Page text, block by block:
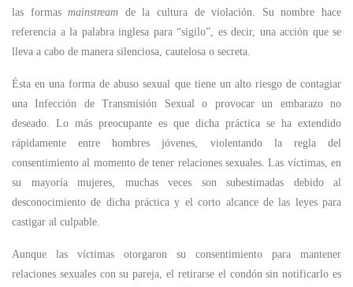
las formasmainstream de la cultura de violación. Su nombre hace
referencia a la palabra inglesa para “sigilo”, es decir, una acción que se
lleva a cabo de manera silenciosa, cautelosa o secreta.
Ésta en una forma de abuso sexual que tiene un alto riesgo de contagiar
una Infección de Transmisión Sexual o provocar un embarazo no
deseado. Lo más preocupante es que dicha práctica se ha extendido
rápidamente entre hombres jóvenes, violentando la regla del
consentimiento al momento de tener relaciones sexuales. Las víctimas, en
su mayoría mujeres, muchas veces son subestimadas debido al
desconocimiento de dicha práctica y el corto alcance de las leyes para
castigar al culpable.
Aunque las víctimas otorgaron su consentimiento para mantener
relaciones sexuales con su pareja, el retirarse el condón sin notificarlo es